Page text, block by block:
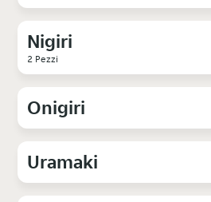
Nigiri
2 Pezzi
Onigiri
Uramaki